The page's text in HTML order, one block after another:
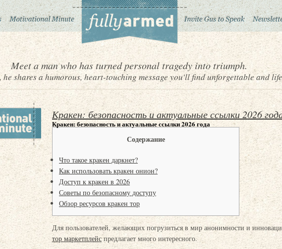
Meet a man who has turned personal tragedy into triumph.
he shares a humorous, heart-touching message you'll find unforgettable and
Кракен: безопасность и актуальные ссылки 2026
Кракен: безопасность и актуальные ссылки 2026 года
Содержание
Что такое кракен даркнет?
Как использовать кракен онион?
Доступ к кракен в 2026
Советы по безопасному доступу
Обзор ресурсов кракен тор
Для пользователей, желающих погрузиться в мир анонимности и
тор маркетплейспредлагает много интересного.